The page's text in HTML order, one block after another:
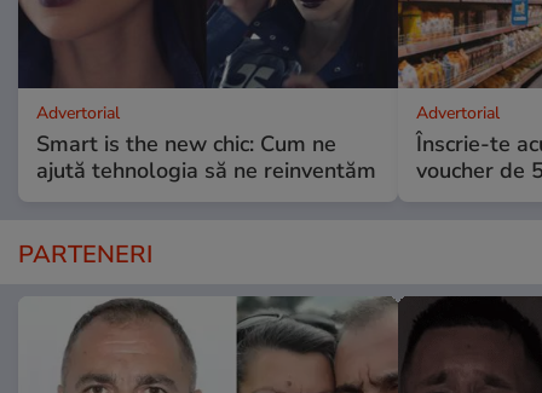
Advertorial
Smart is the new chic: Cum ne
ajută tehnologia să ne reinventăm
Advertorial
Înscrie-te
voucher de
PARTENERI